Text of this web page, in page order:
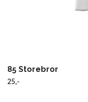
85 Storebror
25,-